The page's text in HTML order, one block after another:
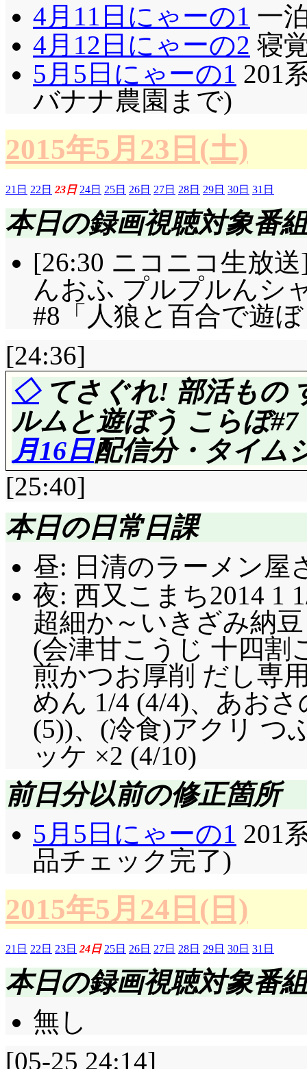
4月11日にゃーの1 一
4月12日にゃーの2 寝
5月5日にゃーの1 201
バナナ農園まで)
2015年5月23日(土)
21日 22日 23日 24日 25日 26日 27日 28日 29日 30日 31日
本日の録画視聴対象番組
[26:30 ニコニコ生放
んおふ プルプルんシ
#8「人狼と百合で遊
[24:36]
◇てさぐれ! 部活もの
ルムと遊ぼう こらぼ
月16日配信分・タイム
評価……☆☆☆☆(前回比
製作委員会名が出て
～。10人揃ったメリ
る。抜き撮りは合わ
人数が多いというこ
に……唐突感が凄いで
「とある女子寮でそ
ガチ百合さん」襲わ
で洒落にならない光
う……。「友美ちゃん
アドリブ収録に充て
間は9人で百合狼をや
じゃないの!?
ドーン: 「この物語
い十字傷を負った少
キュメンタリーであ
昇華されていますが(
[25:40]
本日の日常日課
昼: 日清のラーメン屋
夜: 西又こまち2014 1
超細か～いきざみ納
(会津甘こうじ 十四割
煎かつお厚削 だし専
めん 1/4 (4/4)、あお
(5))、(冷食)アクリ つ
ッケ ×2 (4/10)
前日分以前の修正箇所
5月5日にゃーの1 201
品チェック完了)
2015年5月24日(日)
21日 22日 23日 24日 25日 26日 27日 28日 29日 30日 31日
本日の録画視聴対象番組
無し
[05-25 24:14]